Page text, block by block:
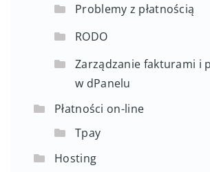
Problemy z płatnością
RODO
Zarządzanie fakturami i
w dPanelu
Płatności on-line
Tpay
Hosting